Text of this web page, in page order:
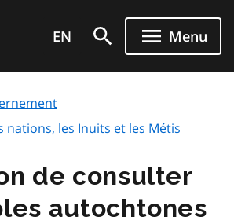
EN Menu
nations, les Inuits et les Métis
de consulter
autochtones